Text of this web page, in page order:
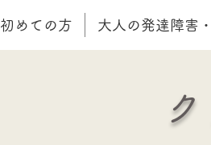
初めての方 大人の発達障害